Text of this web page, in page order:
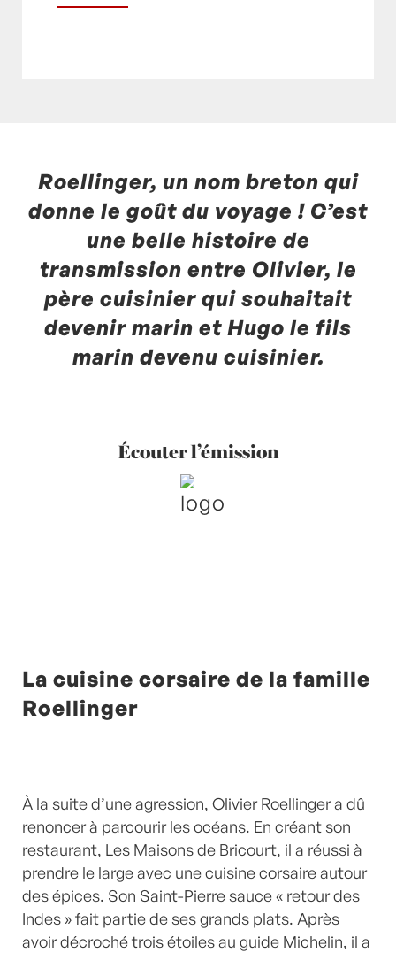
Posté à 11:58hin- Actualités -, - Radio - by
Laurent Mariotte
0 Commentaires
Roellinger, un nom breton qui
donne le goût du voyage ! C’est
une belle histoire de
transmission entre Olivier, le
père cuisinier qui souhaitait
devenir marin et Hugo le fils
marin devenu cuisinier.
Écouter l’émission
La cuisine corsaire de la famille
Roellinger
À la suite d’une agression, Olivier Roellinger a dû
renoncer à parcourir les océans. En créant son
restaurant, Les Maisons de Bricourt, il a réussi à
prendre le large avec une cuisine corsaire autour
des épices. Son Saint-Pierre sauce « retour des
Indes » fait partie de ses grands plats. Après
avoir décroché trois étoiles au guide Michelin, il a